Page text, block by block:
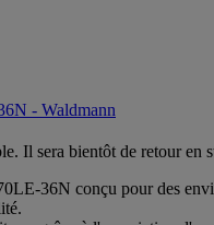
- Waldmann
Il sera bientôt de retour en
36N conçu pour des